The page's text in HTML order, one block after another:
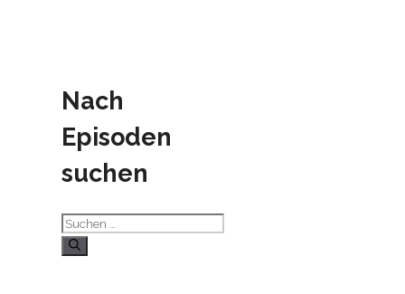
Nach
Episoden
suchen
Suchen
nach: